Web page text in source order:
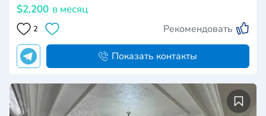
$2,200 в месяц
2 Рекомендовать
Показать контакты